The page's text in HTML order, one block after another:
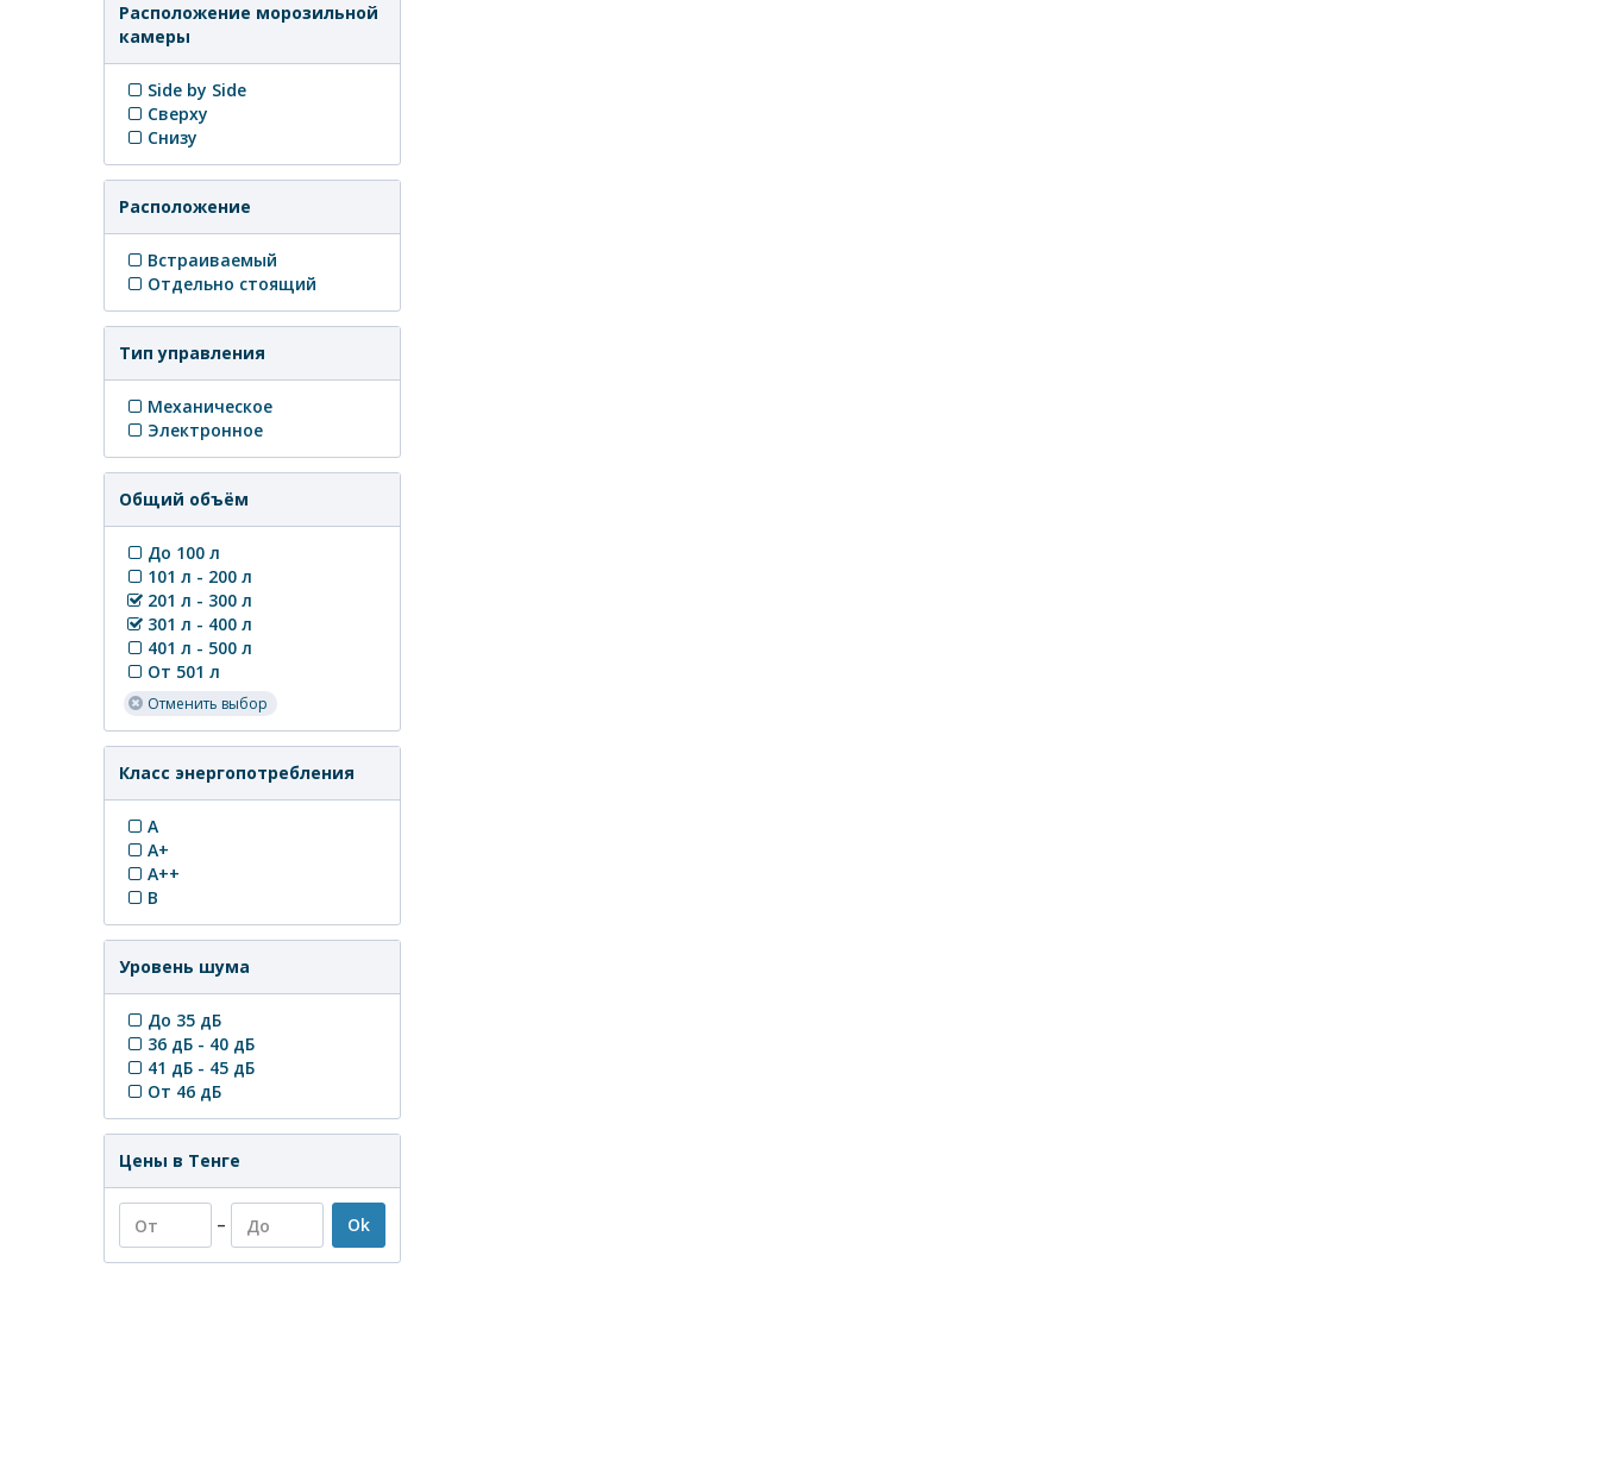
Расположение морозильной
камеры
Side by Side
Сверху
Снизу
Расположение
Встраиваемый
Отдельно стоящий
Тип управления
Механическое
Электронное
Общий объём
До 100 л
101 л - 200 л
201 л - 300 л
301 л - 400 л
401 л - 500 л
От 501 л
Отменить выбор
Класс энергопотребления
A
A+
A++
B
Уровень шума
До 35 дБ
36 дБ - 40 дБ
41 дБ - 45 дБ
От 46 дБ
Цены в Тенге
– Ok